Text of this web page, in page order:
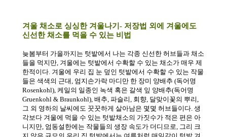
겨울 채소로 싱싱한 겨울나기 - 저장법 외에 겨울에도
신선한 채소를 먹을 수 있는 비법
늦봄부터 가을까지는 텃밭에서 나는 각종 신선한 허브들과 채소
들을 먹지만 겨울에는 텃밭에서 수확할 수 있는 채소가 매우 제
한적이다 겨울에 우리 집 눈 덮인 텃밭에서 수확할 수 있는 작물
들은 색색의 근대 엄지손가락 마디만 한 장미 양배추 (독어명
Rosenkohl), 케일의 일종인 녹색 혹은 갈색 잎 양배추(독어명
Gruenkohl & Braunkohl), 배추 파슬리 회향 달맞이꽃의 뿌리
그 외 영하의 날씨에도 꿋꿋하게 살아남은 몇몇 허브들이다 생
각보다 겨울에 먹을 수 있는 텃밭채소의 가짓수가 적은 편은 아
니지만 엄동설한에는 작물들의 생장 속도가 더디므로
그리 크